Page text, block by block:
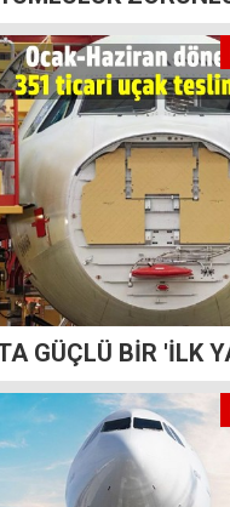
GÜÇLÜ BİR 'İLK